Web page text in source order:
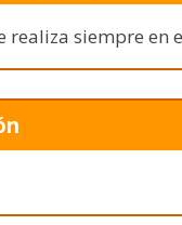
realiza siempre en